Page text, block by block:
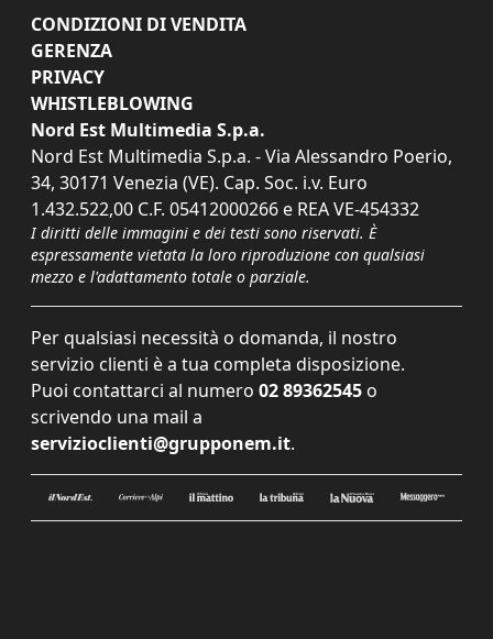
CONDIZIONI DI VENDITA
GERENZA
PRIVACY
WHISTLEBLOWING
Nord Est Multimedia S.p.a.
Nord Est Multimedia S.p.a. - Via Alessandro Poerio,
34, 30171 Venezia (VE). Cap. Soc. i.v. Euro
1.432.522,00 C.F. 05412000266 e REA VE-454332
I diritti delle immagini e dei testi sono riservati. È
espressamente vietata la loro riproduzione con qualsiasi
mezzo e l'adattamento totale o parziale.
Per qualsiasi necessità o domanda, il nostro
servizio clienti è a tua completa disposizione.
Puoi contattarci al numero 02 89362545 o
scrivendo una mail a
servizioclienti@grupponem.it.